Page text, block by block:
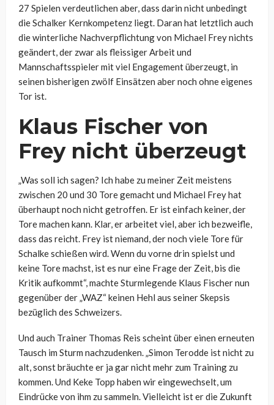
27 Spielen verdeutlichen aber, dass darin nicht unbedingt
die Schalker Kernkompetenz liegt. Daran hat letztlich auch
die winterliche Nachverpflichtung von Michael Frey nichts
geändert, der zwar als fleissiger Arbeit und
Mannschaftsspieler mit viel Engagement überzeugt, in
seinen bisherigen zwölf Einsätzen aber noch ohne eigenes
Tor ist.
Klaus Fischer von
Frey nicht überzeugt
„Was soll ich sagen? Ich habe zu meiner Zeit meistens
zwischen 20 und 30 Tore gemacht und Michael Frey hat
überhaupt noch nicht getroffen. Er ist einfach keiner, der
Tore machen kann. Klar, er arbeitet viel, aber ich bezweifle,
dass das reicht. Frey ist niemand, der noch viele Tore für
Schalke schießen wird. Wenn du vorne drin spielst und
keine Tore machst, ist es nur eine Frage der Zeit, bis die
Kritik aufkommt“, machte Sturmlegende Klaus Fischer nun
gegenüber der „WAZ“ keinen Hehl aus seiner Skepsis
bezüglich des Schweizers.
Und auch Trainer Thomas Reis scheint über einen erneuten
Tausch im Sturm nachzudenken.„Simon Terodde ist nicht zu
alt, sonst bräuchte er ja gar nicht mehr zum Training zu
kommen. Und Keke Topp haben wir eingewechselt, um
Eindrücke von ihm zu sammeln. Vielleicht ist er die Zukunft